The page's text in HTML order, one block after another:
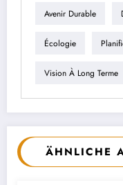
Avenir Durable
Écologie
Vision À Long Terme
ÄHNLICHE